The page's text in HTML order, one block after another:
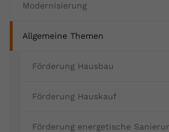
Modernisierung
Allgemeine Themen
Förderung Hausbau
Förderung Hauskauf
Förderung energetische